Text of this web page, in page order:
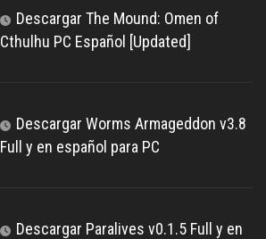
Descargar The Mound: Omen of
Cthulhu PC Español [Updated]
Descargar Worms Armageddon v3.8
Full y en español para PC
Descargar Paralives v0.1.5 Full y en